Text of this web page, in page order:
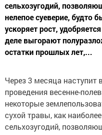
сельхозугодий,
нелепое суеверие, будто
ускоряет рост,
деле выгорают
остатки прошлых лет,...
Через 3 месяца наступит
проведения весенне-
некоторые
сухой травы, как
сельхозугодий,